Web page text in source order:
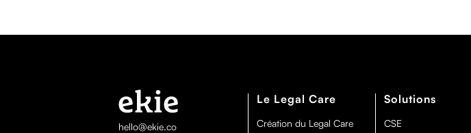
hello@ekie.co
Le Legal Care
Création du Legal Care
Solutions
CSE